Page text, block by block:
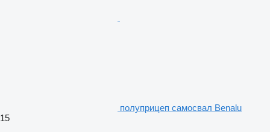
полуприцеп самосвал Benalu
15